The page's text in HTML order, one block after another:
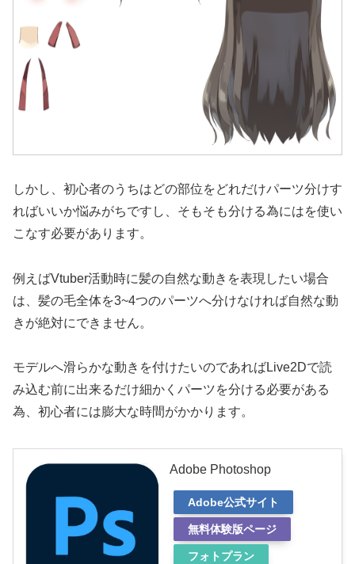
しかし、初心者のうちはどの部位をどれだけパーツ分けす
ればいいか悩みがちですし、そもそも分ける為にはを使い
こなす必要があります。
例えばVtuber活動時に髪の自然な動きを表現したい場合
は、髪の毛全体を3~4つのパーツへ分けなければ自然な動
きが絶対にできません。
モデルへ滑らかな動きを付けたいのであればLive2Dで読
み込む前に出来るだけ細かくパーツを分ける必要がある
為、初心者には膨大な時間がかかります。
Adobe Photoshop
Adobe公式サイト
無料体験版ページ
フォトプラン